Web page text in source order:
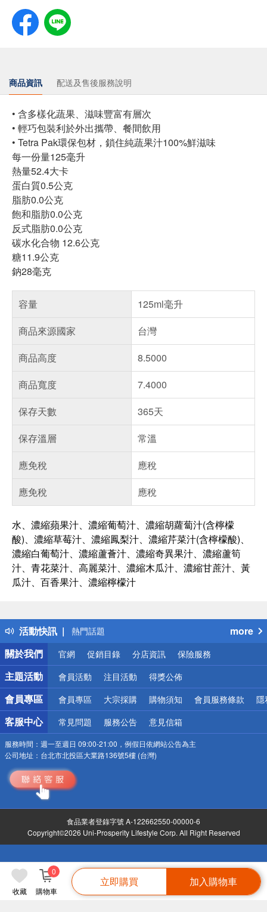
收藏 購物車
0
立即購買 加入購物車
商品資訊 配送及售後服務說明
• 含多樣化蔬果、滋味豐富有層次
• 輕巧包裝利於外出攜帶、餐間飲用
• Tetra Pak環保包材，鎖住純蔬果汁100%鮮滋味
每一份量125毫升
熱量52.4大卡
蛋白質0.5公克
脂肪0.0公克
飽和脂肪0.0公克
反式脂肪0.0公克
碳水化合物 12.6公克
糖11.9公克
鈉28毫克
容量
125ml毫升
商品來源國家
台灣
商品高度
8.5000
商品寬度
7.4000
保存天數
365天
保存溫層
常溫
應免稅
應稅
應免稅
應稅
水、濃縮蘋果汁、濃縮葡萄汁、濃縮胡蘿蔔汁(含檸檬
酸)、濃縮草莓汁、濃縮鳳梨汁、濃縮芹菜汁(含檸檬酸)、
濃縮白葡萄汁、濃縮蘆薈汁、濃縮奇異果汁、濃縮蘆筍
汁、青花菜汁、高麗菜汁、濃縮木瓜汁、濃縮甘蔗汁、黃
瓜汁、百香果汁、濃縮檸檬汁
活動快訊
得獎公告
熱門話題
銀行優惠
偏遠地區配送
詐騙網頁！請小心！
more
關於我們
官網 促銷目錄 分店資訊 保險服務
主題活動 會員活動 注目活動 得獎公佈
會員專區 會員專區 大宗採購 購物須知 會員服務條款 隱
客服中心 常見問題 服務公告 意見信箱
服務時間： 週一至週日 09:00-21:00，例假日依網站公告為主
公司地址： 台北市北投區大業路136號5樓 (台灣)
食品業者登錄字號 A-122662550-00000-6
Copyright©2026 Uni-Prosperity Lifestyle Corp. All Right Reserved